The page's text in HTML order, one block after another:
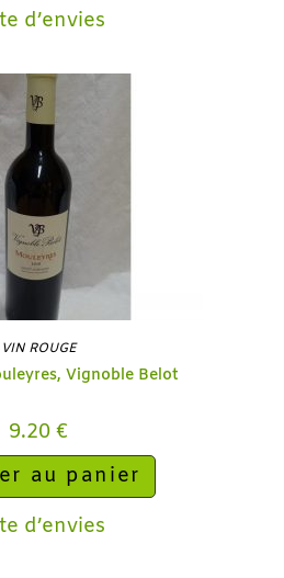
d’envies
VIN ROUGE
Vignoble Belot
9.20 €
au panier
d’envies